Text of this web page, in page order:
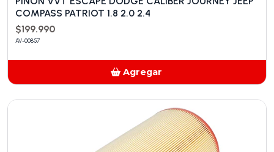
COMPASS PATRIOT 1.8 2.0 2.4
$199.990
AV-00857
Agregar